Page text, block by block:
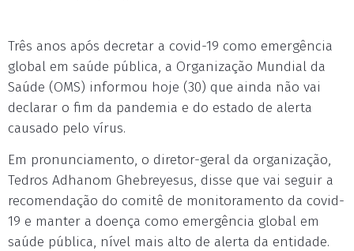
Três anos após decretar a covid-19 como emergência
global em saúde pública, a Organização Mundial da
Saúde (OMS) informou hoje (30) que ainda não vai
declarar o fim da pandemia e do estado de alerta
causado pelo vírus.
Em pronunciamento, o diretor-geral da organização,
Tedros Adhanom Ghebreyesus, disse que vai seguir a
recomendação do comitê de monitoramento da covid-
19 e manter a doença como emergência global em
saúde pública, nível mais alto de alerta da entidade.